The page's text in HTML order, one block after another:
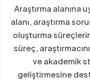
Araştırma alanına
alanı, araştırma
oluşturma
süreç,
ve akademik
geliştirmesine